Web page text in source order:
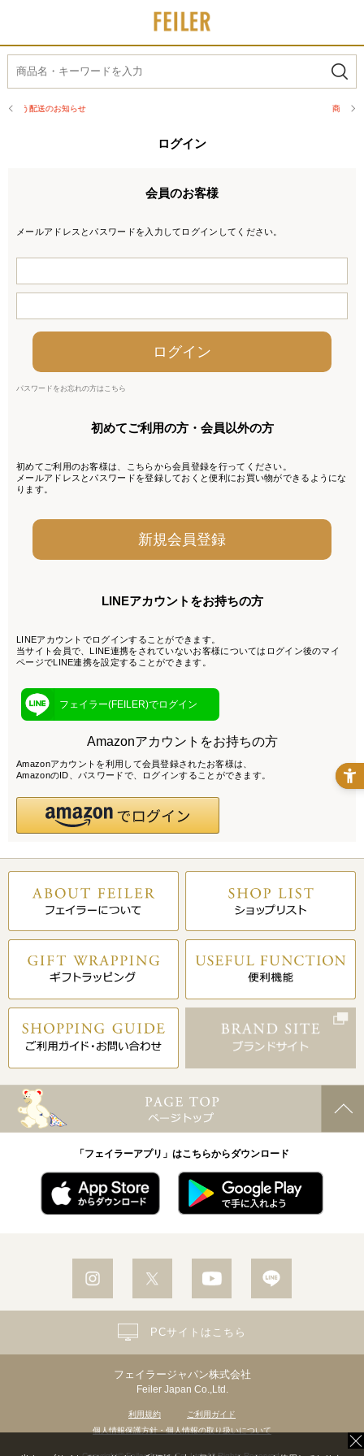
ログイン
会員のお客様
メールアドレスとパスワードを入力してログインしてください。
パスワードをお忘れの方はこちら
初めてご利用の方・会員以外の方
初めてご利用のお客様は、こちらから会員登録を行ってください。
メールアドレスとパスワードを登録しておくと便利にお買い物ができるようにな
ります。
LINEアカウントをお持ちの方
LINEアカウントでログインすることができます。
当サイト会員で、LINE連携をされていないお客様についてはログイン後のマイ
ページでLINE連携を設定することができます。
フェイラー(FEILER)でログイン
Amazonアカウントをお持ちの方
Amazonアカウントを利用して会員登録されたお客様は、
AmazonのID、パスワードで、ログインすることができます。
「フェイラーアプリ」はこちらからダウンロード
フェイラージャパン株式会社
Feiler Japan Co.,Ltd.
利用規約
ご利用ガイド
個人情報保護方針・個人情報の取り扱いについて
PCサイトはこちら